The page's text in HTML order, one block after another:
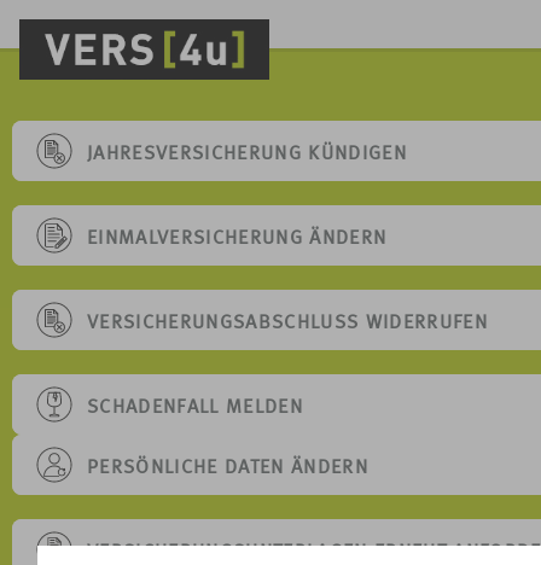
JAHRESVERSICHERUNG KÜNDIGEN
EINMALVERSICHERUNG ÄNDERN
VERSICHERUNGSABSCHLUSS WIDERRUFEN
SCHADENFALL MELDEN
PERSÖNLICHE DATEN ÄNDERN